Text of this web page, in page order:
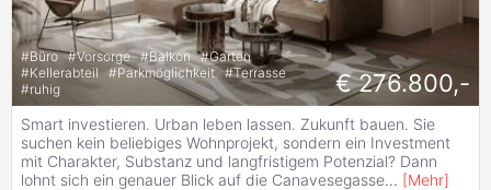
#Büro #Vorsorge #Balkon #Garten
#Kellerabteil #Parkmöglichkeit #Terrasse
#ruhig € 276.800,-
Smart investieren. Urban leben lassen. Zukunft bauen. Sie
suchen kein beliebiges Wohnprojekt, sondern ein Investment
mit Charakter, Substanz und langfristigem Potenzial? Dann
lohnt sich ein genauer Blick auf die Canavesegasse... [Mehr]